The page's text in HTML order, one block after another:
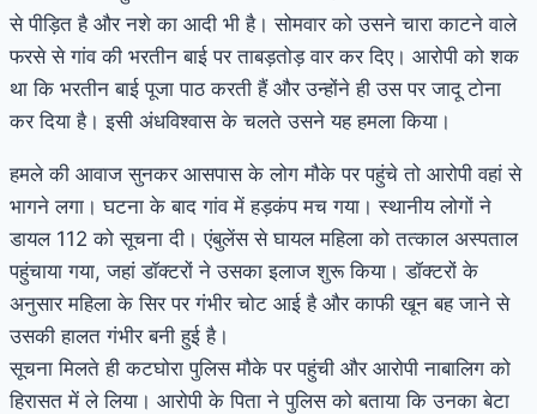
से पीड़ित है और नशे का आदी भी है। सोमवार को उसने चारा काटने वाले
फरसे से गांव की भरतीन बाई पर ताबड़तोड़ वार कर दिए। आरोपी को शक
था कि भरतीन बाई पूजा पाठ करती हैं और उन्होंने ही उस पर जादू टोना
कर दिया है। इसी अंधविश्वास के चलते उसने यह हमला किया।
हमले की आवाज सुनकर आसपास के लोग मौके पर पहुंचे तो आरोपी वहां से
भागने लगा। घटना के बाद गांव में हड़कंप मच गया। स्थानीय लोगों ने
डायल 112 को सूचना दी। एंबुलेंस से घायल महिला को तत्काल अस्पताल
पहुंचाया गया, जहां डॉक्टरों ने उसका इलाज शुरू किया। डॉक्टरों के
अनुसार महिला के सिर पर गंभीर चोट आई है और काफी खून बह जाने से
उसकी हालत गंभीर बनी हुई है।
सूचना मिलते ही कटघोरा पुलिस मौके पर पहुंची और आरोपी नाबालिग को
हिरासत में ले लिया। आरोपी के पिता ने पुलिस को बताया कि उनका बेटा